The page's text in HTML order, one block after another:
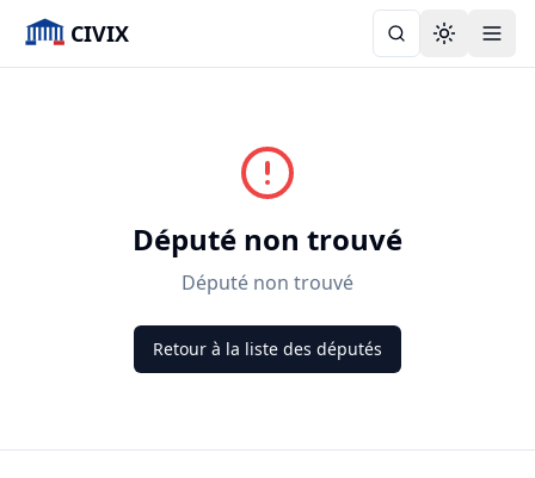
CIVIX Toggle
Député non trouvé
Député non trouvé
Retour à la liste des députés